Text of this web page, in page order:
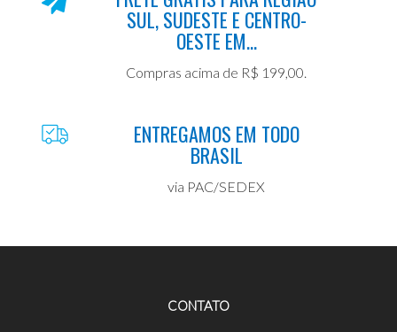
SUL, SUDESTE E CENTRO-
OESTE EM...
Compras acima de R$ 199,00.
ENTREGAMOS EM TODO
BRASIL
via PAC/SEDEX
CONTATO